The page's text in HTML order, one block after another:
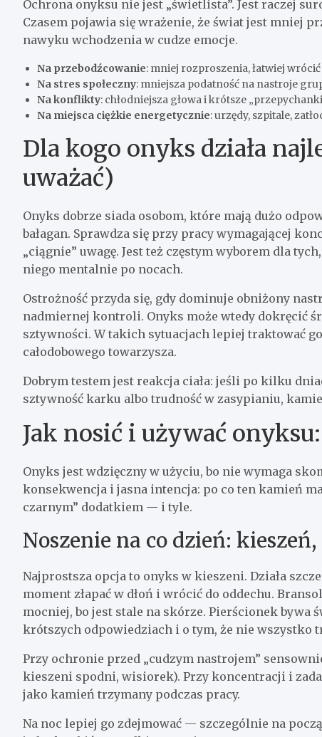
Ochrona onyksu nie jest „świetlista”. Jest raczej
Czasem pojawia się wrażenie, że świat jest mniej
nawyku wchodzenia w cudze emocje.
Na przebodźcowanie: mniej rozproszenia, łatwiej
Na stres społeczny: mniejsza podatność na nastroje
Na konflikty: chłodniejsza głowa i krótsze
Na miejsca ciężkie energetycznie: urzędy, szpitale,
Dla kogo onyks działa
uważać)
Onyks dobrze siada osobom, które mają dużo
bałagan. Sprawdza się przy pracy wymagającej
„ciągnie” uwagę. Jest też częstym wyborem dla
niego mentalnie po nocach.
Ostrożność przyda się, gdy dominuje obniżony
nadmiernej kontroli. Onyks może wtedy dokręcić
sztywności. W takich sytuacjach lepiej traktować
całodobowego towarzysza.
Dobrym testem jest reakcja ciała: jeśli po kilku
sztywność karku albo trudność w zasypianiu,
Jak nosić i używać
Onyks jest wdzięczny w użyciu, bo nie wymaga
konsekwencja i jasna intencja: po co ten kamień
czarnym” dodatkiem — i tyle.
Noszenie na co dzień:
Najprostsza opcja to onyks w kieszeni. Działa
moment złapać w dłoń i wrócić do oddechu.
mocniej, bo jest stale na skórze. Pierścionek
krótszych odpowiedziach i o tym, że nie wszystko
Przy ochronie przed „cudzym nastrojem”
kieszeni spodni, wisiorek). Przy koncentracji i
jako kamień trzymany podczas pracy.
Na noc lepiej go zdejmować — szczególnie na